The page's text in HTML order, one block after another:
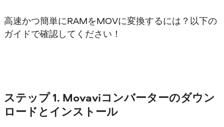
高速かつ簡単にRAMをMOVに変換するには？以下の
ガイドで確認してください！
ステップ 1. Movaviコンバーターのダウン
ロードとインストール